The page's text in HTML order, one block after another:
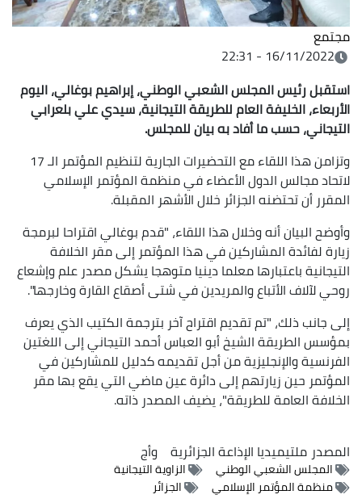
مجتمع
16/11/2022 - 22:31
استقبل رئيس المجلس الشعبي الوطني، إبراهيم بوغالي، اليوم
الأربعاء، الخليفة العام للطريقة التيجانية، سيدي علي بلعرابي
التيجاني، حسب ما أفاد به بيان للمجلس.
وتزامن هذا اللقاء مع التحضيرات الجارية لتنظيم المؤتمر الـ 17
لاتحاد مجالس الدول الأعضاء في منظمة المؤتمر الإسلامي
المقرر أن تحتضنه الجزائر خلال الأشهر المقبلة.
وأوضح البيان أنه وخلال هذا اللقاء، "قدم بوغالي اقتراحا لبرمجة
زيارة لفائدة المشاركين في هذا المؤتمر إلى مقر الخلافة
التيجانية باعتبارها معلما دينيا متوهجا يشكل مصدر علم وإشعاع
روحي لآلاف الأتباع والمريدين في شتى أصقاع القارة وخارجها".
إلى جانب ذلك، "تم تقديم اقتراح آخر بترجمة الكتيب الذي يعرف
بمؤسس الطريقة الشيخ أبو العباس أحمد التيجاني إلى اللغتين
الفرنسية والإنجليزية من أجل تقديمه كدليل للمشاركين في
المؤتمر حين زيارتهم إلى دائرة عين ماضي التي يقع بها مقر
الخلافة العامة للطريقة"، يضيف المصدر ذاته.
المصدرملتيميديا الإذاعة الجزائرية وأج
المجلس الشعبي الوطني
الزاوية التيجانية
منظمة المؤتمر الإسلامي
الجزائر